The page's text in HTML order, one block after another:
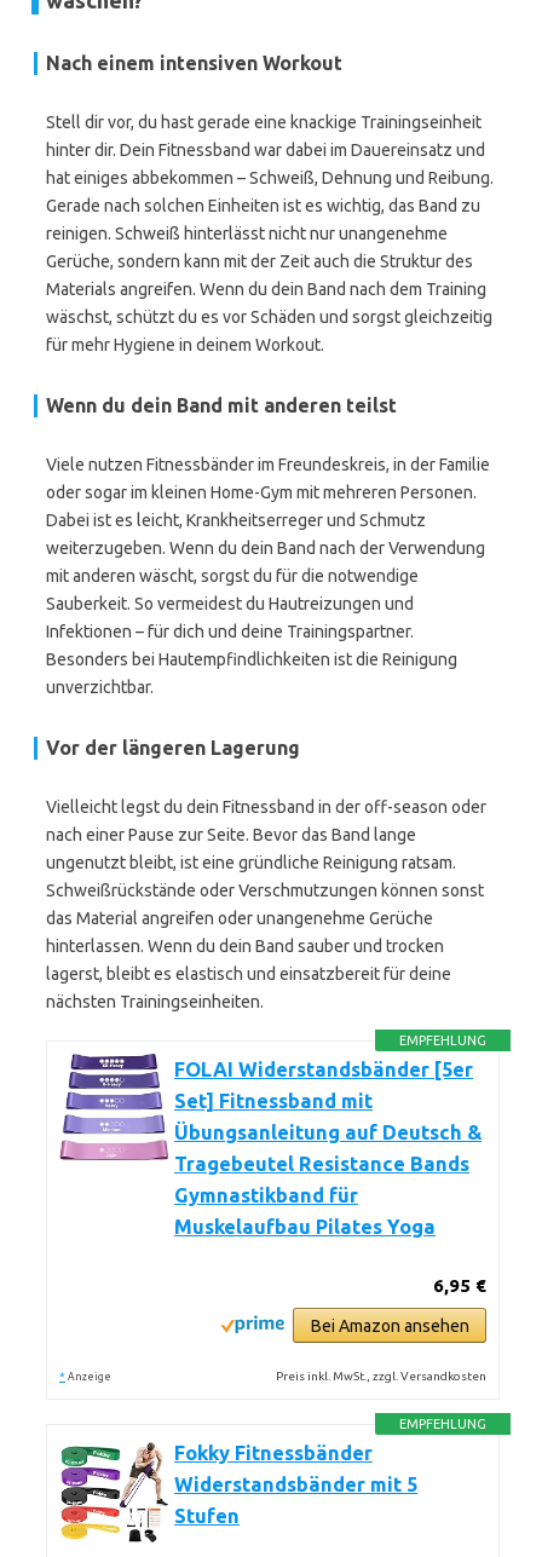
Nach einem intensiven Workout
Stell dir vor, du hast gerade eine knackige Trainingseinheit
hinter dir. Dein Fitnessband war dabei im Dauereinsatz und
hat einiges abbekommen – Schweiß, Dehnung und Reibung.
Gerade nach solchen Einheiten ist es wichtig, das Band zu
reinigen. Schweiß hinterlässt nicht nur unangenehme
Gerüche, sondern kann mit der Zeit auch die Struktur des
Materials angreifen. Wenn du dein Band nach dem Training
wäschst, schützt du es vor Schäden und sorgst gleichzeitig
für mehr Hygiene in deinem Workout.
Wenn du dein Band mit anderen teilst
Viele nutzen Fitnessbänder im Freundeskreis, in der Familie
oder sogar im kleinen Home-Gym mit mehreren Personen.
Dabei ist es leicht, Krankheitserreger und Schmutz
weiterzugeben. Wenn du dein Band nach der Verwendung
mit anderen wäscht, sorgst du für die notwendige
Sauberkeit. So vermeidest du Hautreizungen und
Infektionen – für dich und deine Trainingspartner.
Besonders bei Hautempfindlichkeiten ist die Reinigung
unverzichtbar.
Vor der längeren Lagerung
Vielleicht legst du dein Fitnessband in der off-season oder
nach einer Pause zur Seite. Bevor das Band lange
ungenutzt bleibt, ist eine gründliche Reinigung ratsam.
Schweißrückstände oder Verschmutzungen können sonst
das Material angreifen oder unangenehme Gerüche
hinterlassen. Wenn du dein Band sauber und trocken
lagerst, bleibt es elastisch und einsatzbereit für deine
nächsten Trainingseinheiten.
EMPFEHLUNG
FOLAI Widerstandsbänder [5er
Set] Fitnessband mit
Übungsanleitung auf Deutsch &
Tragebeutel Resistance Bands
Gymnastikband für
Muskelaufbau Pilates Yoga
6,95 €
Bei Amazon ansehen
* Anzeige Preis inkl. MwSt., zzgl. Versandkosten
EMPFEHLUNG
Fokky Fitnessbänder
Widerstandsbänder mit 5
Stufen